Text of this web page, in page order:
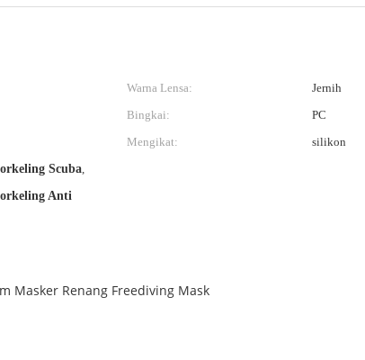
Warna Lensa:
Jernih
Bingkai:
PC
Mengikat:
silikon
Scuba,
Anti
Masker Renang Freediving Mask